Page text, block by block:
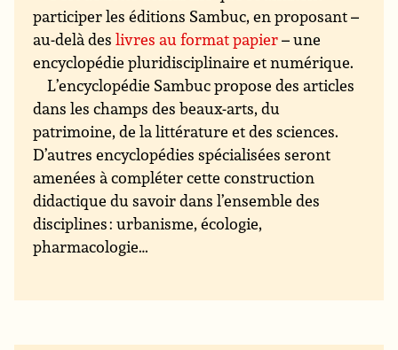
participer les éditions Sambuc, en proposant –
au-delà deslivres au format papier– une
encyclopédie pluridisciplinaire et numérique.
L’encyclopédie Sambuc propose des articles
dans les champs des beaux-arts, du
patrimoine, de la littérature et des sciences.
D’autres encyclopédies spécialisées seront
amenées à compléter cette construction
didactique du savoir dans l’ensemble des
disciplines : urbanisme, écologie,
pharmacologie…